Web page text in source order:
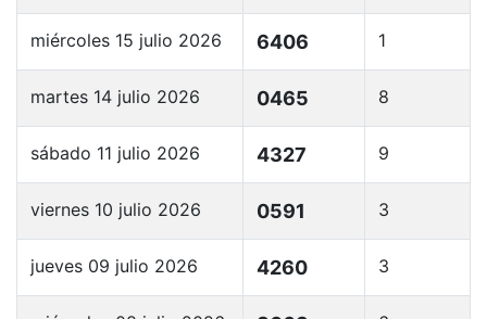
miércoles 15 julio 2026 6406 1
martes 14 julio 2026 0465 8
sábado 11 julio 2026 4327 9
viernes 10 julio 2026 0591 3
jueves 09 julio 2026 4260 3